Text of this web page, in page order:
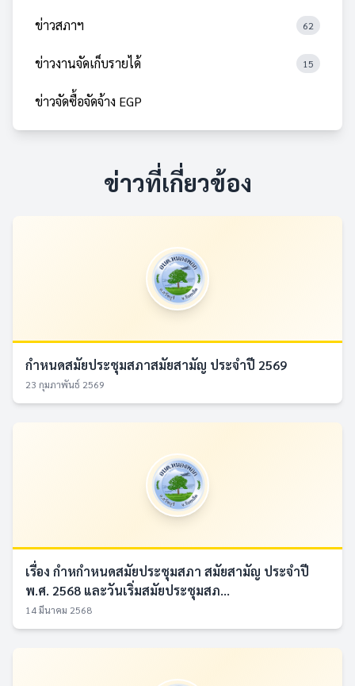
ข่าวสภาฯ 62
ข่าวงานจัดเก็บรายได้ 15
ข่าวจัดซื้อจัดจ้าง EGP
ข่าวที่เกี่ยวข้อง
กำหนดสมัยประชุมสภาสมัยสามัญ ประจำปี 2569
23 กุมภาพันธ์ 2569
เรื่อง กำหกำหนดสมัยประชุมสภา สมัยสามัญ ประจำปี
พ.ศ. 2568 และวันเริ่มสมัยประชุมสภ...
14 มีนาคม 2568